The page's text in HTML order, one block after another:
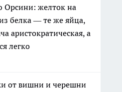
Орсини: желток на
белка — те же яйца,
аристократическая, а
легко
от вишни и черешни